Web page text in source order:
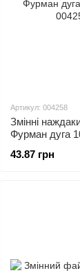
Артикул: 004258
Змінні
Фурман дуга
43.87 грн